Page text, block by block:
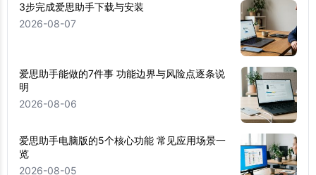
3步完成爱思助手下载与安装
2026-08-07
爱思助手能做的7件事 功能边界与风险点逐条说
明
2026-08-06
爱思助手电脑版的5个核心功能 常见应用场景一
览
2026-08-05